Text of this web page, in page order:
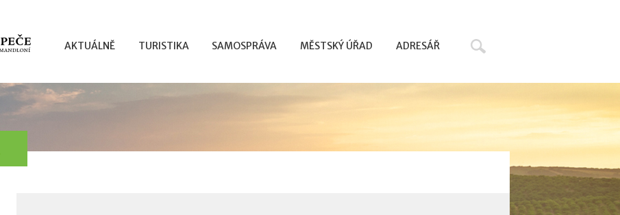
AKTUÁLNĚ TURISTIKA SAMOSPRÁVA MĚSTSKÝ ÚŘAD ADRESÁŘ